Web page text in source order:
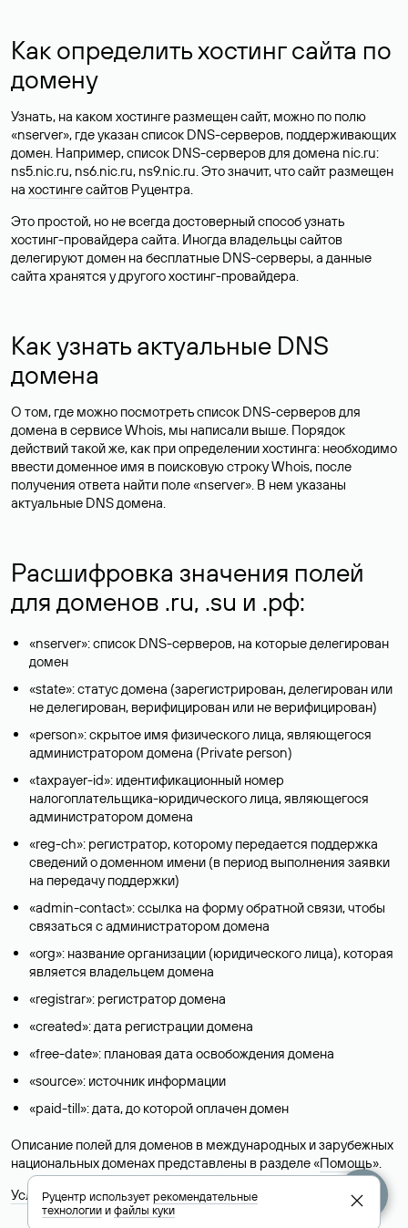
Как определить хостинг сайта по
домену
Узнать, на каком хостинге размещен сайт, можно по полю
«nserver», где указан список DNS-серверов, поддерживающих
домен. Например, список DNS-серверов для домена nic.ru:
ns5.nic.ru, ns6.nic.ru, ns9.nic.ru. Это значит, что сайт размещен
на хостинге сайтов Руцентра.
Это простой, но не всегда достоверный способ узнать
хостинг-провайдера сайта. Иногда владельцы сайтов
делегируют домен на бесплатные DNS-серверы, а данные
сайта хранятся у другого хостинг-провайдера.
Как узнать актуальные DNS
домена
О том, где можно посмотреть список DNS-серверов для
домена в сервисе Whois, мы написали выше. Порядок
действий такой же, как при определении хостинга: необходимо
ввести доменное имя в поисковую строку Whois, после
получения ответа найти поле «nserver». В нем указаны
актуальные DNS домена.
Расшифровка значения полей
для доменов .ru, .su и .рф:
«nserver»: список DNS-серверов, на которые делегирован
домен
«state»: статус домена (зарегистрирован, делегирован или
не делегирован, верифицирован или не верифицирован)
«person»: скрытое имя физического лица, являющегося
администратором домена (Privatе person)
«taxpayer-id»: идентификационный номер
налогоплательщика-юридического лица, являющегося
администратором домена
«reg-ch»: регистратор, которому передается поддержка
сведений о доменном имени (в период выполнения заявки
на передачу поддержки)
«admin-contact»: ссылка на форму обратной связи, чтобы
связаться с администратором домена
«org»: название организации (юридического лица), которая
является владельцем домена
«registrar»: регистратор домена
«created»: дата регистрации домена
«free-date»: плановая дата освобождения домена
«source»: источник информации
«paid-till»: дата, до которой оплачен домен
Описание полей для доменов в международных и зарубежных
национальных доменах представлены в разделе «Помощь».
Условия использования Whois-сервиса
Руцентр используетрекомендательные
технологииифайлы куки